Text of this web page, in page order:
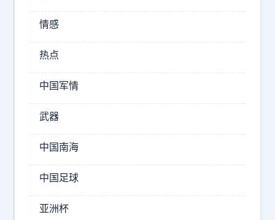
菲
宾
突
然
刮
起
清
算
情感
热点
中国军情
武器
中国南海
中国足球
亚洲杯